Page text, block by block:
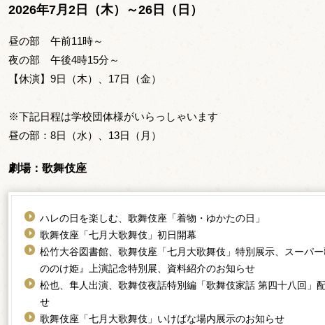
2026年7月2日（木）～26日（日）
昼の部 午前11時～
夜の部 午後4時15分～
【休演】9日（木）、17日（金）
※下記日程は学校団体様がいらっしゃいます
昼の部：8日（水）、13日（月）
劇場：歌舞伎座
ハレの日を楽しむ、歌舞伎座「着物・ゆかたの日」
歌舞伎座「七月大歌舞伎」初日開幕
松竹大谷図書館、歌舞伎座「七月大歌舞伎」特別展示、スーパ
ののけ姫』上演記念特別展、資料紹介のお知らせ
松也、隼人出演、歌舞伎夜話特別編「歌舞伎家話 第四十八回」
せ
歌舞伎座「七月大歌舞伎」いけばな場内展示のお知らせ